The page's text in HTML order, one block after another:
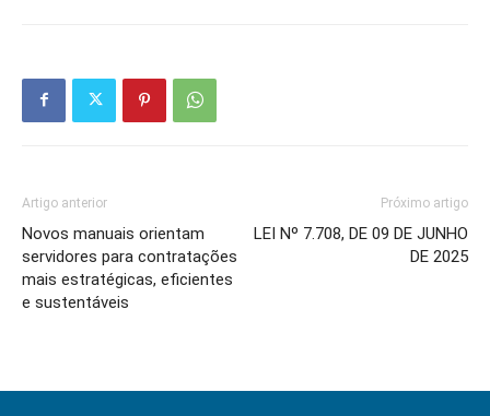
Artigo anterior
Novos manuais orientam
servidores para contratações
mais estratégicas, eficientes
e sustentáveis
Próximo artigo
LEI Nº 7.708, DE 09 DE JUNHO
DE 2025